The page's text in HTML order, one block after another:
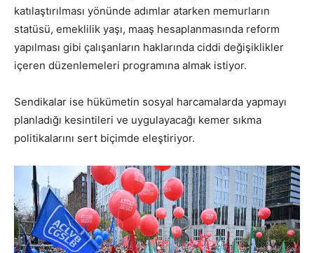
katılaştırılması yönünde adımlar atarken memurların
statüsü, emeklilik yaşı, maaş hesaplanmasında reform
yapılması gibi çalışanların haklarında ciddi değişiklikler
içeren düzenlemeleri programına almak istiyor.
Sendikalar ise hükümetin sosyal harcamalarda yapmayı
planladığı kesintileri ve uygulayacağı kemer sıkma
politikalarını sert biçimde eleştiriyor.